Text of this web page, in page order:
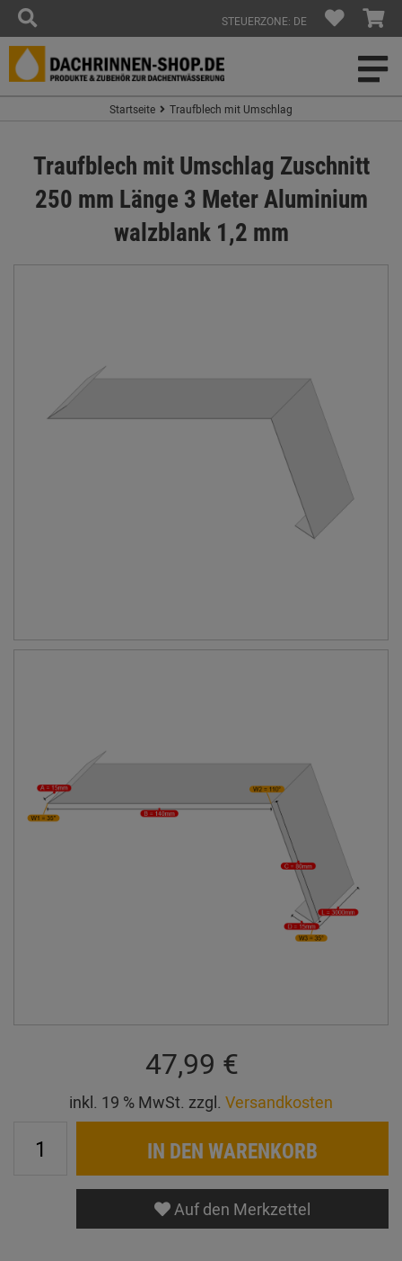
STEUERZONE: DE
Startseite Traufblech mit Umschlag
Traufblech mit Umschlag Zuschnitt
250 mm Länge 3 Meter Aluminium
walzblank 1,2 mm
47,99 €
inkl. 19 % MwSt. zzgl. Versandkosten
IN DEN WARENKORB
Auf den Merkzettel